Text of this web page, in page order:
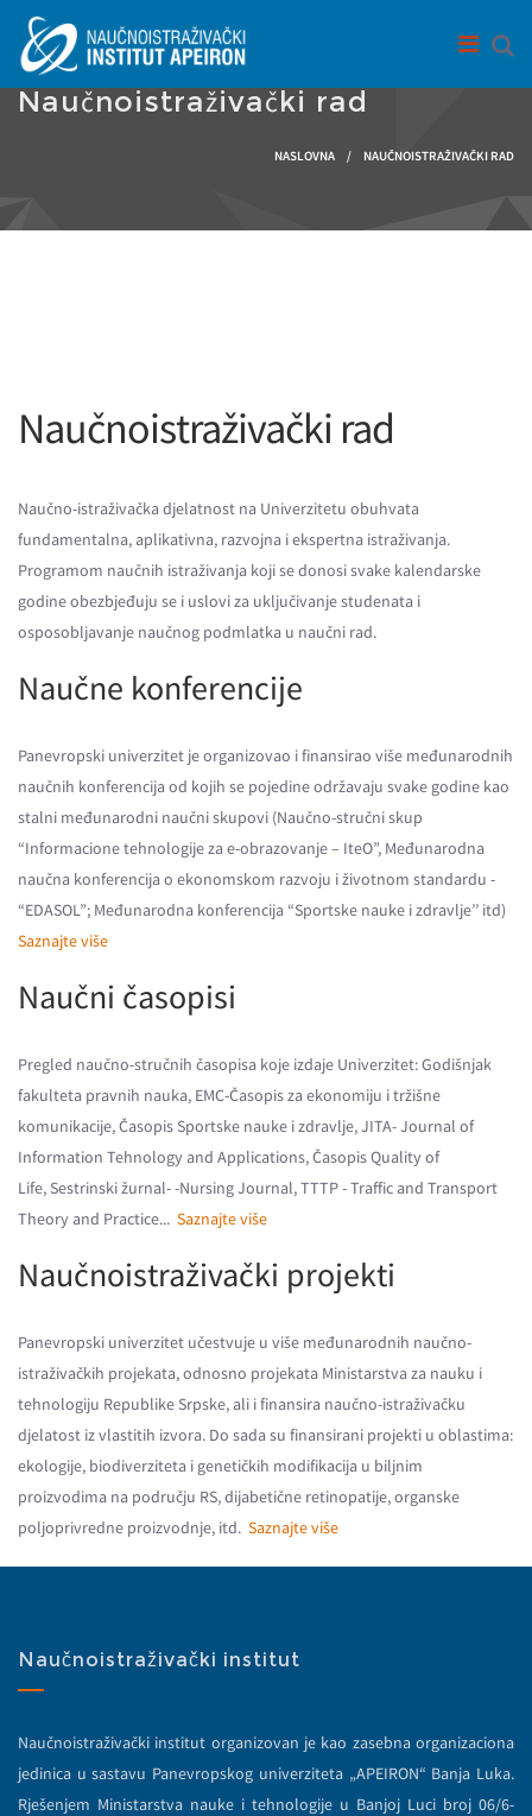
Skip to main content
Naučnoistraživački rad
NASLOVNA / NAUČNOISTRAŽIVAČKI RAD
Naučnoistraživački rad
Naučno-istraživačka djelatnost na Univerzitetu obuhvata
fundamentalna, aplikativna, razvojna i ekspertna istraživanja.
Programom naučnih istraživanja koji se donosi svake kalendarske
godine obezbjeđuju se i uslovi za uključivanje studenata i
osposobljavanje naučnog podmlatka u naučni rad.
Naučne konferencije
Panevropski univerzitet je organizovao i finansirao više međunarodnih
naučnih konferencija od kojih se pojedine održavaju svake godine kao
stalni međunarodni naučni skupovi (Naučno-stručni skup
“Informacione tehnologije za e-obrazovanje – IteO”, Međunarodna
naučna konferencija o ekonomskom razvoju i životnom standardu -
“EDASOL”; Međunarodna konferencija “Sportske nauke i zdravlje’’ itd)
Saznajte više
Naučni časopisi
Pregled naučno-stručnih časopisa koje izdaje Univerzitet: Godišnjak
fakulteta pravnih nauka, EMC-Časopis za ekonomiju i tržišne
komunikacije, Časopis Sportske nauke i zdravlje, JITA- Journal of
Information Tehnology and Applications, Časopis Quality of
Life, Sestrinski žurnal- -Nursing Journal, TTTP - Traffic and Transport
Theory and Practice... Saznajte više
Naučnoistraživački projekti
Panevropski univerzitet učestvuje u više međunarodnih naučno-
istraživačkih projekata, odnosno projekata Ministarstva za nauku i
tehnologiju Republike Srpske, ali i finansira naučno-istraživačku
djelatost iz vlastitih izvora. Do sada su finansirani projekti u oblastima:
ekologije, biodiverziteta i genetičkih modifikacija u biljnim
proizvodima na području RS, dijabetične retinopatije, organske
poljoprivredne proizvodnje, itd. Saznajte više
Naučnoistraživački institut
Naučnoistraživački institut organizovan je kao zasebna organizaciona
jedinica u sastavu Panevropskog univerziteta „APEIRON“ Banja Luka.
Rješenjem Ministarstva nauke i tehnologije u Banjoj Luci broj 06/6-